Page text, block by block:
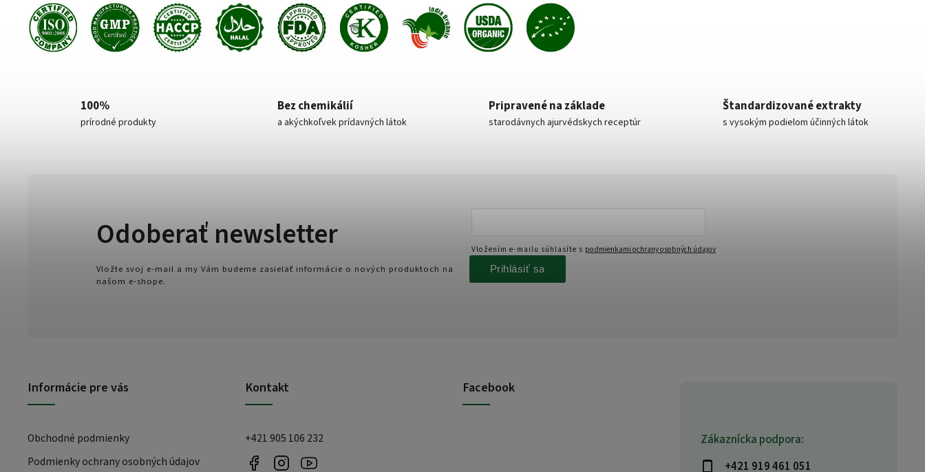
100%
prírodné produkty
Bez chemikálií
a akýchkoľvek prídavných látok
Pripravené na základe
starodávnych ajurvédskych receptúr
Štandardizované extrakty
s vysokým podielom účinných látok
Zákaznícka podpora:
+421 919 461 051
Informácie pre vás
Obchodné podmienky
Podmienky ochrany osobných údajov
Kontakt
+421 905 106 232
Facebook
Odoberať newsletter
Vložte svoj e-mail a my Vám budeme zasielať informácie o nových produktoch na
našom e-shope.
Vložením e-mailu súhlasíte s podmienkami ochrany osobných údajov
Prihlásiť sa